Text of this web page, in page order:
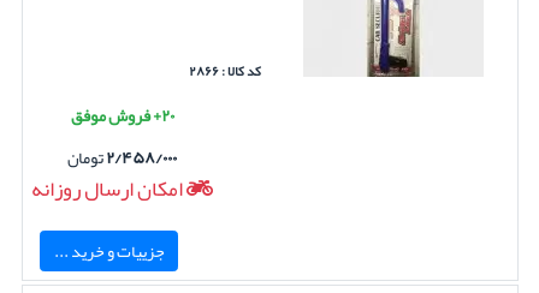
کد کالا : ۲۸۶۶
۲۰+ فروش موفق
۲/۴۵۸/۰۰۰تومان
امکان ارسال روزانه
جزییات و خرید ...